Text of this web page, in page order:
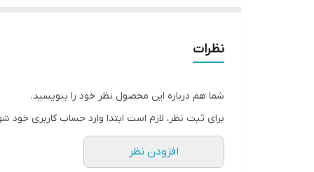
نظرات
شما هم درباره این محصول نظر خود را بنویسید.
برای ثبت نظر، لازم است ابتدا وارد حساب کاربری خود
افزودن نظر